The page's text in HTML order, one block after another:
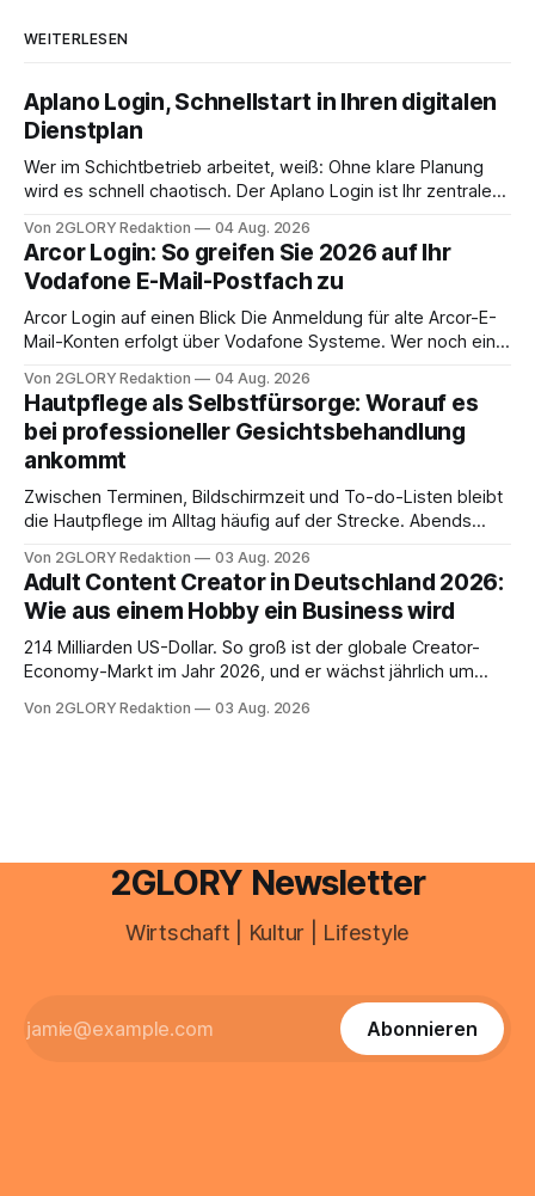
WEITERLESEN
Aplano Login, Schnellstart in Ihren digitalen
Dienstplan
Wer im Schichtbetrieb arbeitet, weiß: Ohne klare Planung
wird es schnell chaotisch. Der Aplano Login ist Ihr zentraler
abwesenheiten und die gesamte kommunikation rund um
Ihr personal digital zu organisieren. In diesem Leitfaden
erfahren Sie alles, was Sie für einen reibungslosen Einstieg
brauchen, von der Registrierung
Von 2GLORY Redaktion 04 Aug. 2026
Arcor Login: So greifen Sie 2026 auf Ihr
Vodafone E-Mail-Postfach zu
Arcor Login auf einen Blick Die Anmeldung für alte Arcor-E-
Mail-Konten erfolgt über Vodafone Systeme. Wer noch eine
besitzt, loggt sich heute über das Vodafone E-Mail & Cloud
Portal ein. Der klassische Arcor Login über mail.
Von 2GLORY Redaktion 04 Aug. 2026
Hautpflege als Selbstfürsorge: Worauf es
bei professioneller Gesichtsbehandlung
ankommt
Zwischen Terminen, Bildschirmzeit und To-do-Listen bleibt
die Hautpflege im Alltag häufig auf der Strecke. Abends
Drogerie – mehr ist zeitlich oft nicht drin. Dabei reagiert die
Haut empfindlich auf Stress, Schlafmangel und
Umwelteinflüsse: Sie wirkt müde, spannt oder neigt zu
Unreinheiten. Professionelle
Von 2GLORY Redaktion 03 Aug. 2026
Adult Content Creator in Deutschland 2026:
Wie aus einem Hobby ein Business wird
214 Milliarden US-Dollar. So groß ist der globale Creator-
Economy-Markt im Jahr 2026, und er wächst jährlich um
ist längst ein ernstzunehmender Wirtschaftszweig. Weltweit
Von 2GLORY Redaktion 03 Aug. 2026
2GLORY Newsletter
Wirtschaft | Kultur | Lifestyle
Abonnieren